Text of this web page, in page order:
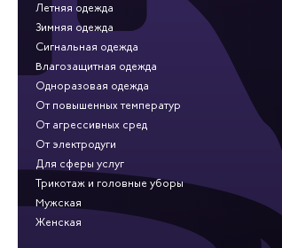
Летняя одежда
Зимняя одежда
Сигнальная одежда
Влагозащитная одежда
Одноразовая одежда
От повышенных температур
От агрессивных сред
От электродуги
Для сферы услуг
Трикотаж и головные уборы
Мужская
Женская